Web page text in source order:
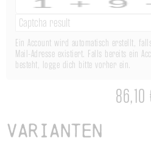
Ein Account wird automatisch erstellt,
Mail-Adresse existiert. Falls bereits ein
besteht, logge dich bitte vorher ein.
86,10
Varianten